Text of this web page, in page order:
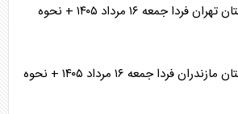
جدول قطعی برق استان تهران فردا جمعه ۱۶ مرداد ۱۴۰۵ + نحوه
جدول قطعی برق استان مازندران فردا جمعه ۱۶ مرداد ۱۴۰۵ + نحوه